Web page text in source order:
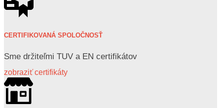
CERTIFIKOVANÁ SPOLOČNOSŤ
Sme držiteľmi TUV a EN certifikátov
zobraziť certifikáty